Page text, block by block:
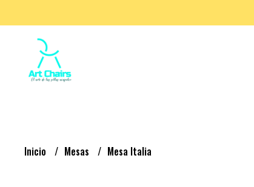
Inicio Mesas Mesa Italia